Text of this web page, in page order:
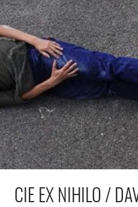
CIE EX NIHILO /